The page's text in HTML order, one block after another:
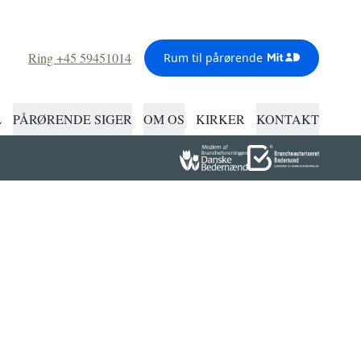
Ring +45 59451014 Rum til pårørende
PÅRØRENDE SIGER OM OS KIRKER KONTAKT